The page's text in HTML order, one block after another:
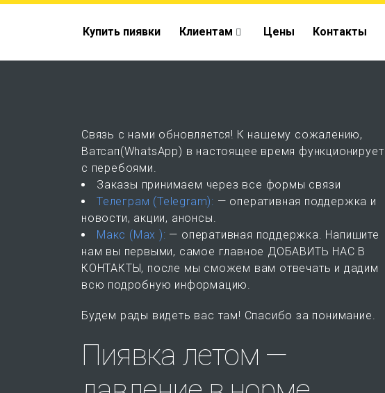
Купить пиявки Клиентам Цены Контакты
Связь с нами обновляется! К нашему сожалению,
Ватсап(WhatsApp) в настоящее время функционирует
с перебоями.
Заказы принимаем через все формы связи
Телеграм (Telegram): — оперативная поддержка и
новости, акции, анонсы.
Макс (Mах ): — оперативная поддержка. Напишите
нам вы первыми, самое главное ДОБАВИТЬ НАС В
КОНТАКТЫ, после мы сможем вам отвечать и дадим
всю подробную информацию.
Будем рады видеть вас там! Спасибо за понимание.
Пиявка летом —